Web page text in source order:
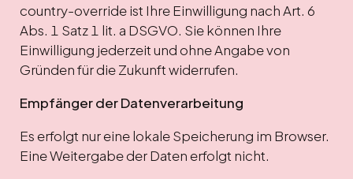
country-override ist Ihre Einwilligung nach Art. 6
Abs. 1 Satz 1 lit. a DSGVO. Sie können Ihre
Einwilligung jederzeit und ohne Angabe von
Gründen für die Zukunft widerrufen.
Empfänger der Datenverarbeitung
Es erfolgt nur eine lokale Speicherung im Browser.
Eine Weitergabe der Daten erfolgt nicht.